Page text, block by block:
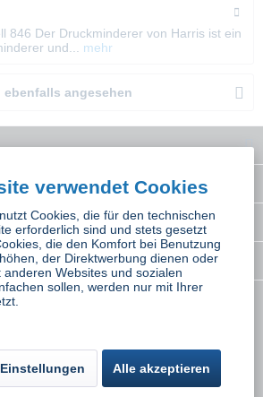
846 Der Druckminderer von Harris ist ein
und...
mehr
angesehen
Mehrwertsteuer zzgl.
und Zahlungsbedingungen
verwendet Cookies
Cookies, die für den technischen
erforderlich sind und stets gesetzt
die den Komfort bei Benutzung
der Direktwerbung dienen oder
Websites und sozialen
sollen, werden nur mit Ihrer
Alle akzeptieren